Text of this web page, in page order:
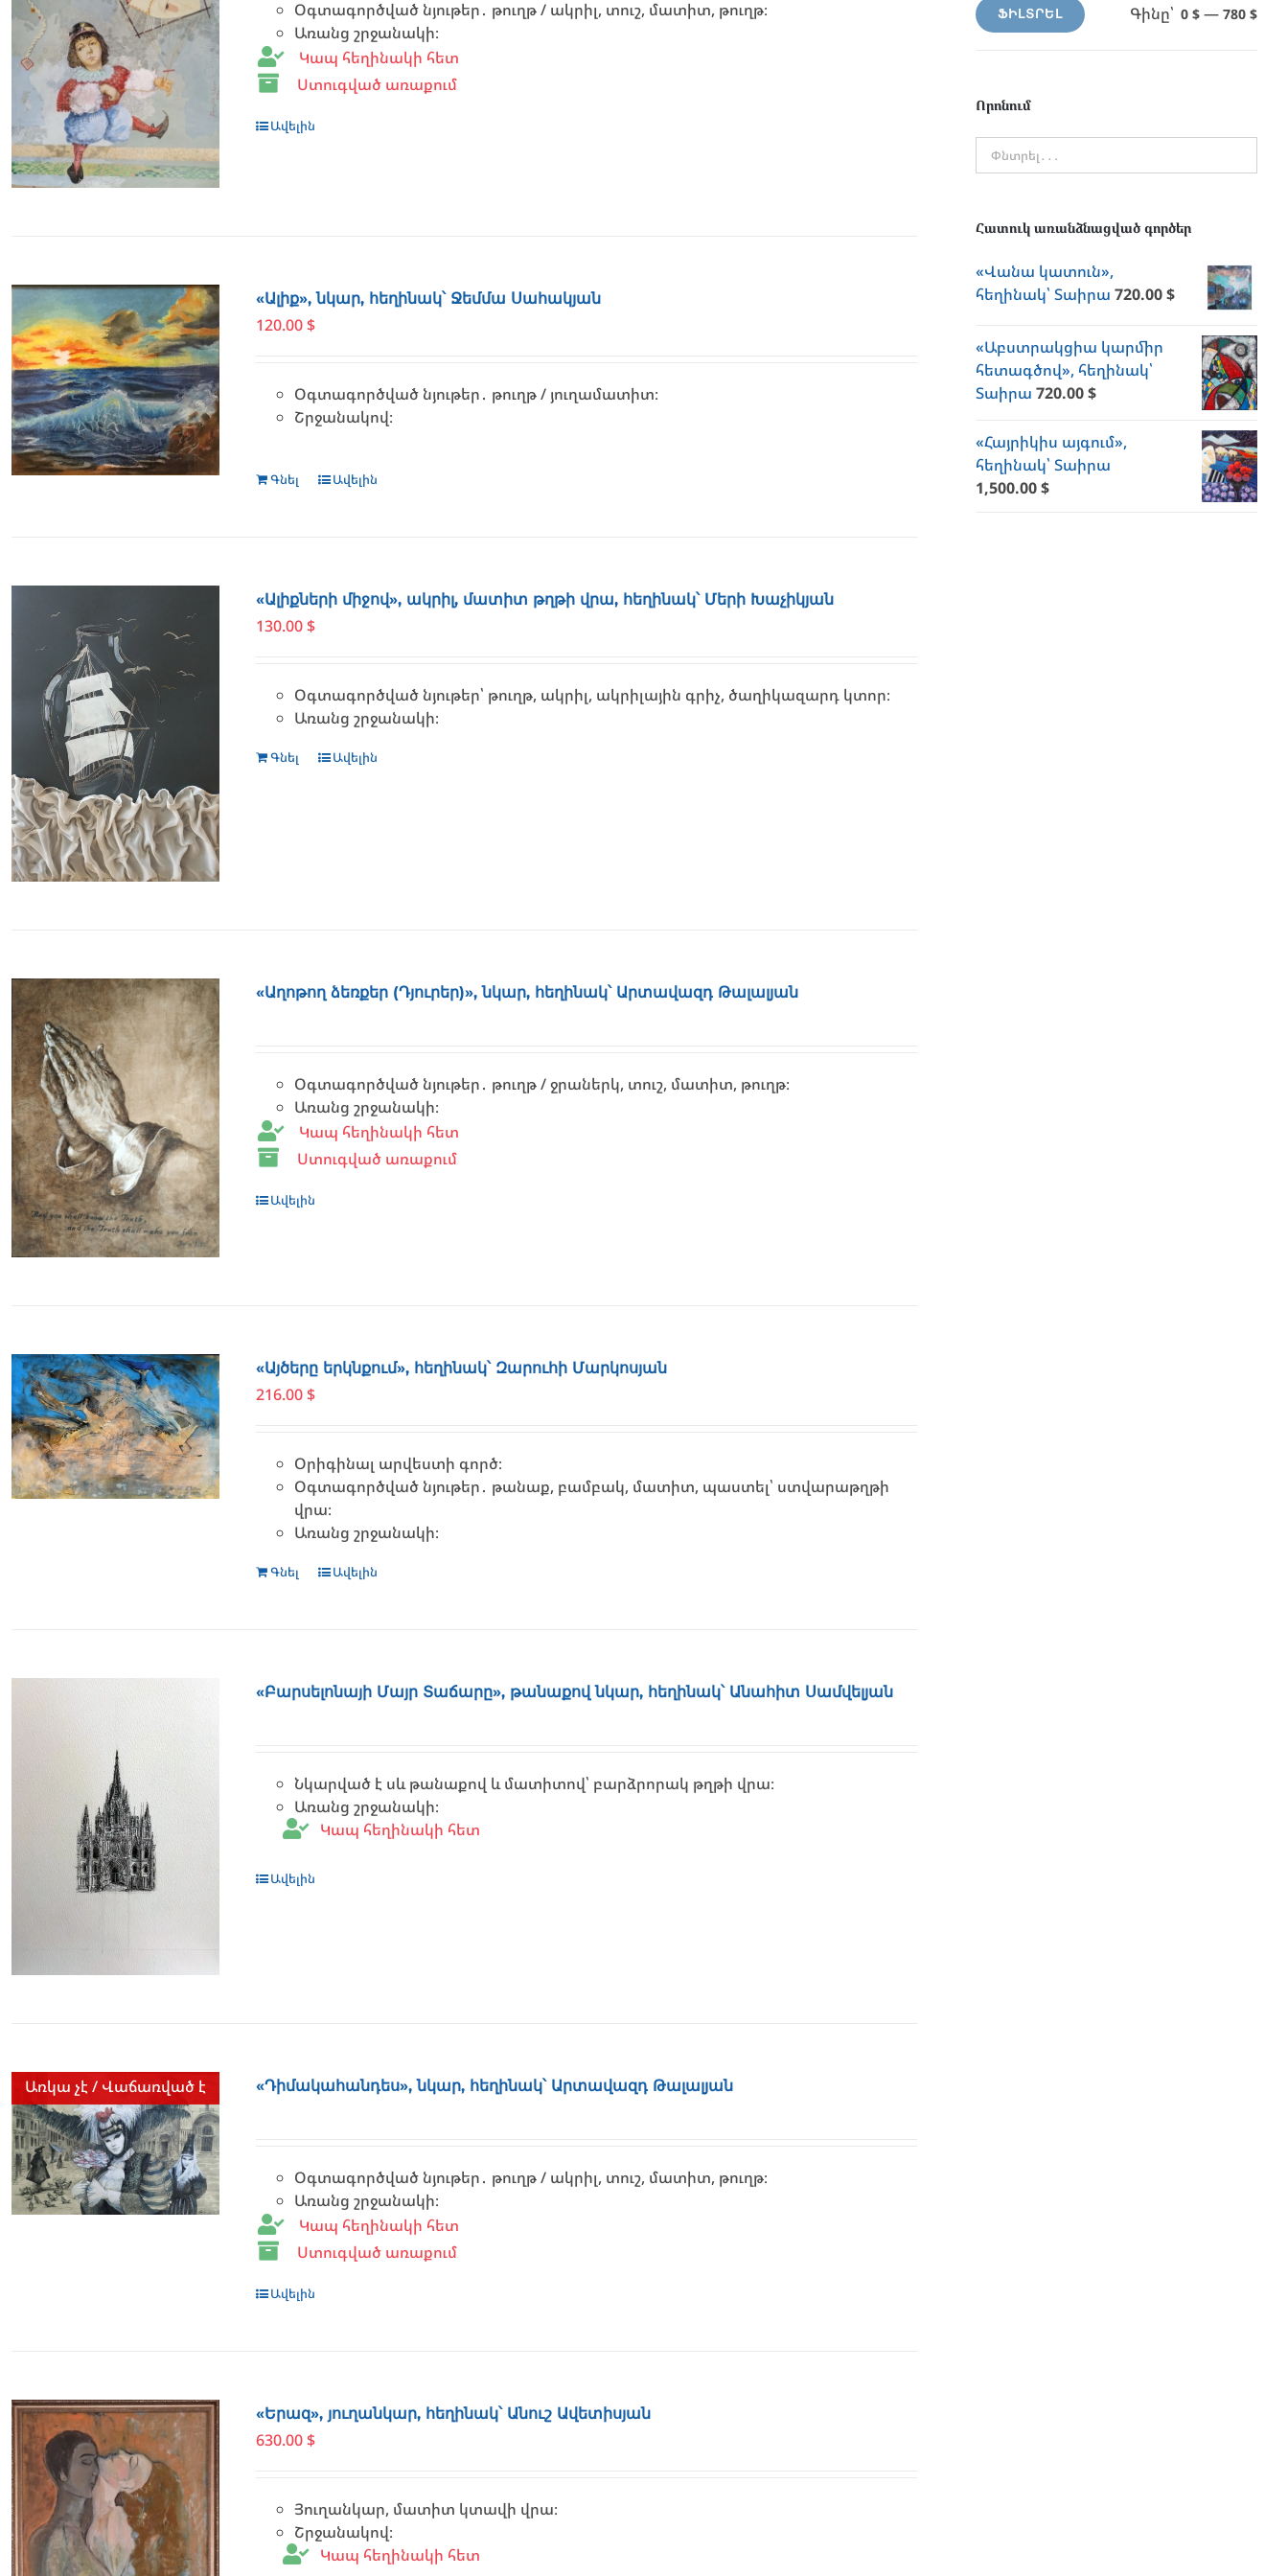
Օգտագործված նյութեր․ թուղթ / ակրիլ, տուշ, մատիտ, թուղթ։
Առանց շրջանակի։
Կապ հեղինակի հետ
Ստուգված առաքում
Ավելին
«Ալիք», նկար, հեղինակ՝ Ջեմմա Սահակյան
120.00 $
Օգտագործված նյութեր․ թուղթ / յուղամատիտ։
Շրջանակով։
Գնել Ավելին
«Ալիքների միջով», ակրիլ, մատիտ թղթի վրա, հեղինակ՝ Մերի Խաչիկյան
130.00 $
Օգտագործված նյութեր՝ թուղթ, ակրիլ, ակրիլային գրիչ, ծաղիկազարդ կտոր։
Առանց շրջանակի։
Գնել Ավելին
«Աղոթող ձեռքեր (Դյուրեր)», նկար, հեղինակ՝ Արտավազդ Թալալյան
Օգտագործված նյութեր․ թուղթ / ջրաներկ, տուշ, մատիտ, թուղթ։
Առանց շրջանակի։
Կապ հեղինակի հետ
Ստուգված առաքում
Ավելին
«Այծերը երկնքում», հեղինակ՝ Զարուհի Մարկոսյան
216.00 $
Օրիգինալ արվեստի գործ։
Օգտագործված նյութեր․ թանաք, բամբակ, մատիտ, պաստել՝ ստվարաթղթի
վրա։
Առանց շրջանակի։
Գնել Ավելին
«Բարսելոնայի Մայր Տաճարը», թանաքով նկար, հեղինակ՝ Անահիտ Սամվելյան
Նկարված է սև թանաքով և մատիտով՝ բարձրորակ թղթի վրա։
Առանց շրջանակի։
Կապ հեղինակի հետ
Ավելին
Առկա չէ / Վաճառված է «Դիմակահանդես», նկար, հեղինակ՝ Արտավազդ Թալալյան
Օգտագործված նյութեր․ թուղթ / ակրիլ, տուշ, մատիտ, թուղթ։
Առանց շրջանակի։
Կապ հեղինակի հետ
Ստուգված առաքում
Ավելին
«Երազ», յուղանկար, հեղինակ՝ Անուշ Ավետիսյան
630.00 $
Յուղանկար, մատիտ կտավի վրա։
Շրջանակով։
Կապ հեղինակի հետ
Min
MaxՖԻԼՏՐԵԼ Գինը՝ 0 $ — 780 $
Որոնում
Հատուկ առանձնացված գործեր
«Վանա կատուն»,
հեղինակ՝ Տաիրա 720.00$
«Աբստրակցիա կարմիր
հետագծով», հեղինակ՝
Տաիրա 720.00$
«Հայրիկիս այգում»,
հեղինակ՝ Տաիրա
1,500.00$